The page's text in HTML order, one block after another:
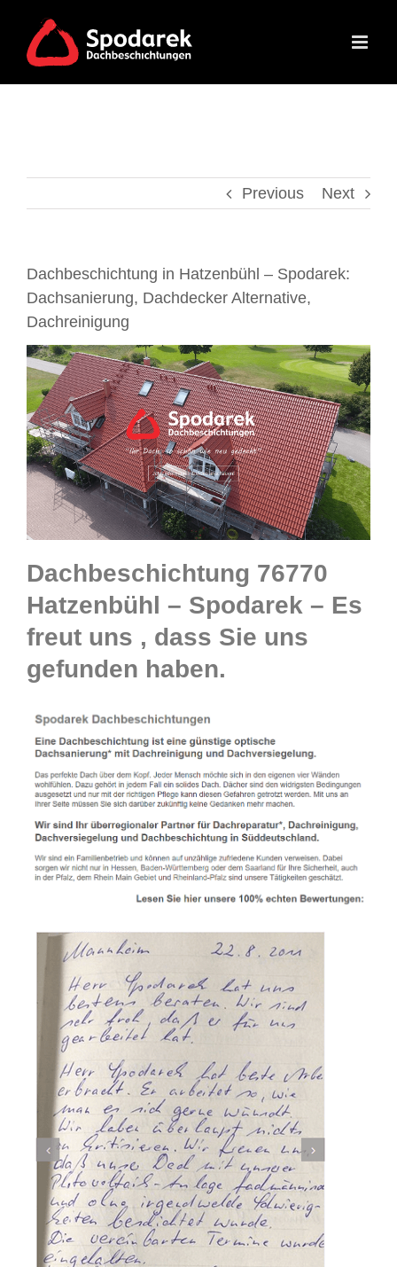
content
Previous Next
Dachbeschichtung in Hatzenbühl – Spodarek:
Dachsanierung, Dachdecker Alternative,
Dachreinigung
Dachbeschichtung 76770
Hatzenbühl – Spodarek – Es
freut uns , dass Sie uns
gefunden haben.